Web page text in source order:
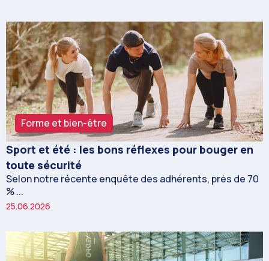
Forme et bien-être
Sport et été : les bons réflexes pour bouger en
toute sécurité
Selon notre récente enquête des adhérents, près de 70
% ...
25.06.2026